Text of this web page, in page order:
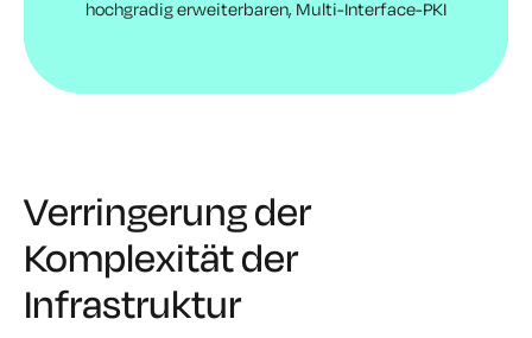
hochgradig erweiterbaren, Multi-Interface-PKI
Verringerung der
Komplexität der
Infrastruktur